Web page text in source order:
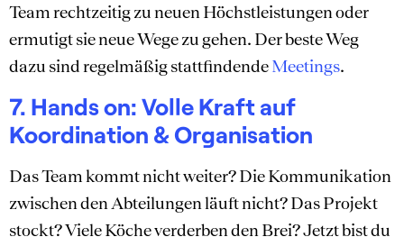
Team rechtzeitig zu neuen Höchstleistungen oder
ermutigt sie neue Wege zu gehen. Der beste Weg
dazu sind regelmäßig stattfindendeMeetings.
7. Hands on: Volle Kraft auf
Koordination & Organisation
Das Team kommt nicht weiter? Die Kommunikation
zwischen den Abteilungen läuft nicht? Das Projekt
stockt? Viele Köche verderben den Brei? Jetzt bist du